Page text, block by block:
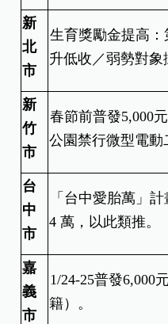
新
北
市
生育獎勵金提高：
升低收／弱勢對象
新
竹
市
春節前普發5,000
公園禁行微型電動
台
中
市
「台中愛胎萬」
4 萬，以此類推。
嘉
義
市
1/24-25普發6,000
籍）。